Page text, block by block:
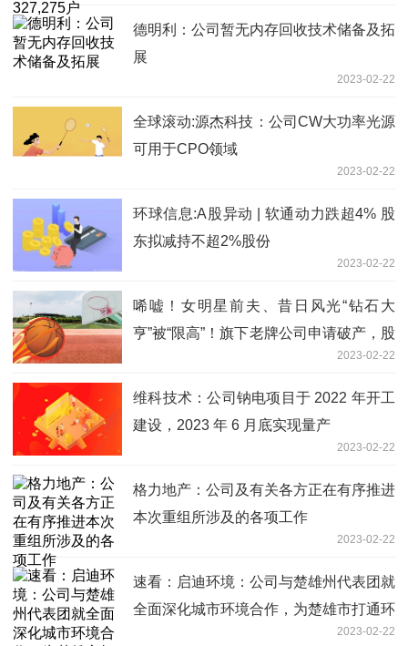
德明利：公司暂无内存回收技术储备及拓
展
2023-02-22
全球滚动:源杰科技：公司CW大功率光源
可用于CPO领域
2023-02-22
环球信息:A股异动 | 软通动力跌超4% 股
东拟减持不超2%股份
2023-02-22
唏嘘！女明星前夫、昔日风光“钻石大
亨”被“限高”！旗下老牌公司申请破产，股
2023-02-22
维科技术：公司钠电项目于 2022 年开工
建设，2023 年 6 月底实现量产
2023-02-22
格力地产：公司及有关各方正在有序推进
本次重组所涉及的各项工作
2023-02-22
速看：启迪环境：公司与楚雄州代表团就
全面深化城市环境合作，为楚雄市打通环
境服务的产业链与创新链，为城市环境建
2023-02-22